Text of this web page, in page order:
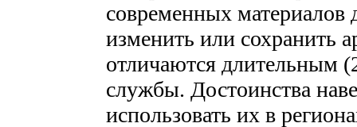
современных материалов
изменить или сохранить
отличаются длительным
службы. Достоинства
использовать их в